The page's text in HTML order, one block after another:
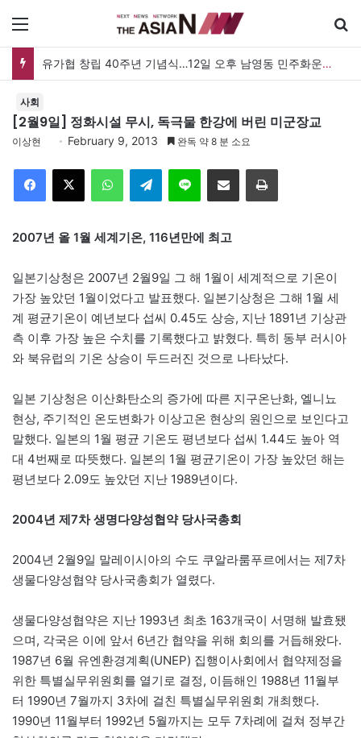
유가협 창립 40주년 기념식…12일 오후 남영동 민주화운동기념관
사회
[2월9일] 정화시설 무시, 독극물 한강에 버린 미군장교
이상현 February 9, 2013 완독 약 8 분 소요
Telegram 이메일
2007년 올 1월 세계기온, 116년만에 최고
일본기상청은 2007년 2월9일 그 해 1월이 세계적으로 기온이
가장 높았던 1월이었다고 발표했다. 일본기상청은 그해 1월 세
계 평균기온이 예년보다 섭씨 0.45도 상승, 지난 1891년 기상관
측 이후 가장 높은 수치를 기록했다고 밝혔다. 특히 동부 러시아
와 북유럽의 기온 상승이 두드러진 것으로 나타났다.
일본 기상청은 이산화탄소의 증가에 따른 지구온난화, 엘니뇨
현상, 주기적인 온도변화가 이상고온 현상의 원인으로 보인다고
말했다. 일본의 1월 평균 기온도 평년보다 섭씨 1.44도 높아 역
대 4번째로 따뜻했다. 일본의 1월 평균기온이 가장 높았던 해는
평년보다 2.09도 높았던 지난 1989년이다.
2004년 제7차 생명다양성협약 당사국총회
2004년 2월9일 말레이시아의 수도 쿠알라룸푸르에서는 제7차
생물다양성협약 당사국총회가 열렸다.
생물다양성협약은 지난 1993년 최초 163개국이 서명해 발효됐
으며, 각국은 이에 앞서 6년간 협약을 위해 회의를 거듭해왔다.
1987년 6월 유엔환경계획(UNEP) 집행이사회에서 협약제정을
위한 특별실무위원회를 열기로 결정, 이듬해인 1988년 11월부
터 1990년 7월까지 3차에 걸친 특별실무위원회 개최했다.
1990년 11월부터 1992년 5월까지는 모두 7차례에 걸쳐 정부간